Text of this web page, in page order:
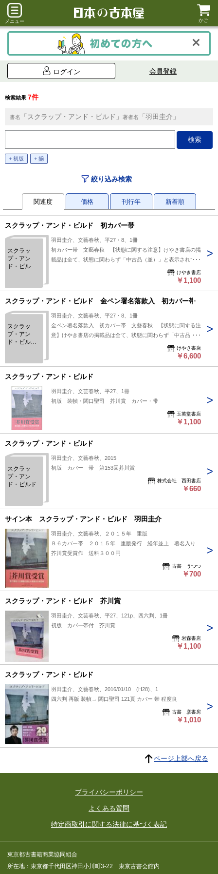
メニュー かご
ログイン 会員登録
検索結果 7件
書名 「スクラップ・アンド・ビルド」 著者名 「羽田圭介」
+ 初版 + 揃
絞り込み検索
関連度 価格 刊行年 新着順
スクラップ・アンド・ビルド 初カバー帯
スクラッ
プ・アン
ド・ビル
羽田圭介、文藝春秋、平27・8、1冊
初カバー帯 文藝春秋 【状態に関する注意】けやき書店の掲
載品は全て、状態に関わらず「中古品（並）」と表示されてい
ます。「日本の古本屋」は６段階の「状態」表記が必須となり
ましたが、当店の扱う商品の特質上、状態の簡易な区分けは適
表現は考慮にいれないで下さい。痛みなどの瑕疵につきまして
に問題なく良好とお考え下さい。:
けやき書店
￥1,100
スクラップ・アンド・ビルド 金ペン署名落款入 初カバー帯
スクラッ
プ・アン
ド・ビル
入 初カバ
ー帯
羽田圭介、文藝春秋、平27・8、1冊
金ペン署名落款入 初カバー帯 文藝春秋 【状態に関する注
意】けやき書店の掲載品は全て、状態に関わらず「中古品
（並）」と表示されています。「日本の古本屋」は６段階の
「状態」表記が必須となりましたが、当店の扱う商品の特質
欄の「中古品（並）」という表現は考慮にいれないで下さい。
い。状態表記の無いものは特に問題なく良好とお考え下さ
い。:
けやき書店
￥6,600
スクラップ・アンド・ビルド
羽田圭介、文芸春秋、平27、1冊
初版 装幀・関口聖司 芥川賞 カバー・帯
玉英堂書店
￥1,100
スクラップ・アンド・ビルド
スクラッ
プ・アン
ド・ビルド
羽田圭介、文藝春秋、2015
初版 カバー 帯 第153回芥川賞
株式会社 西田書店
￥660
サイン本 スクラップ・アンド・ビルド 羽田圭介
羽田圭介、文藝春秋、２０１５年 重版
Ｂ６カバー帯 ２０１５年 重版発行 経年並上 署名入り
芥川賞受賞作 送料３００円
古書 うつつ
￥700
スクラップ・アンド・ビルド 芥川賞
羽田圭介、文芸春秋、平27、121p、四六判、1冊
初版 カバー帯付 芥川賞
岩森書店
￥1,100
スクラップ・アンド・ビルド
羽田圭介、文藝春秋、2016/01/10 (H28)、1
四六判 再版 装幀→ 関口聖司 121頁 カバー 帯 程度良
古書 彦書房
￥1,010
ページ上部へ戻る
プライバシーポリシー
よくある質問
特定商取引に関する法律に基づく表記
東京都古書籍商業協同組合
所在地：東京都千代田区神田小川町3-22 東京古書会館内